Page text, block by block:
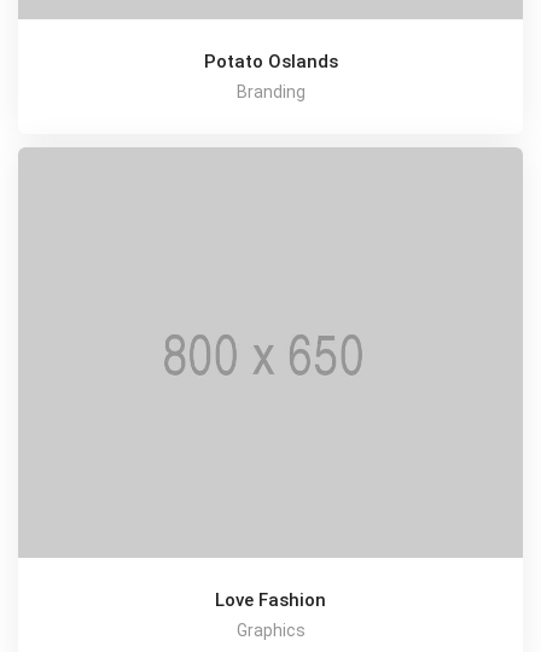
Potato Oslands
Branding
Love Fashion
Graphics